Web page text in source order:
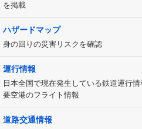
を掲載
ハザードマップ
身の回りの災害リスクを確認
運行情報
日本全国で現在発生している鉄道運行情
要空港のフライト情報
道路交通情報